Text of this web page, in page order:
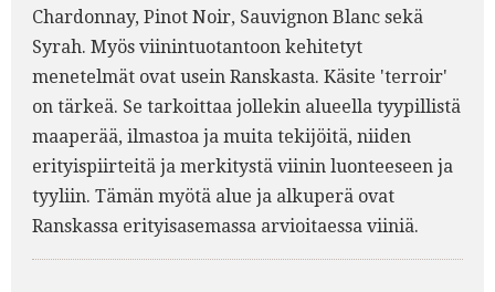
Chardonnay, Pinot Noir, Sauvignon Blanc sekä
Syrah. Myös viinintuotantoon kehitetyt
menetelmät ovat usein Ranskasta. Käsite 'terroir'
on tärkeä. Se tarkoittaa jollekin alueella tyypillistä
maaperää, ilmastoa ja muita tekijöitä, niiden
erityispiirteitä ja merkitystä viinin luonteeseen ja
tyyliin. Tämän myötä alue ja alkuperä ovat
Ranskassa erityisasemassa arvioitaessa viiniä.